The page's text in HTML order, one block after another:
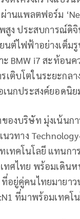
านแพลตฟอร์ม
สูง ประสบการณ์ดิ
นต์ไฟฟ้าอย่างเต็
BMW i7 สะท้อน
ติบโตในระยะกล
เนกประสงค์ยอดนิ
องบริษัท มุ่งเน้นก
นวทาง
ทคโนโลยี แทนก
ทศไทย พร้อมเดิน
อยู่คู่คนไทยมายาว
ที่มาพร้อมเทค